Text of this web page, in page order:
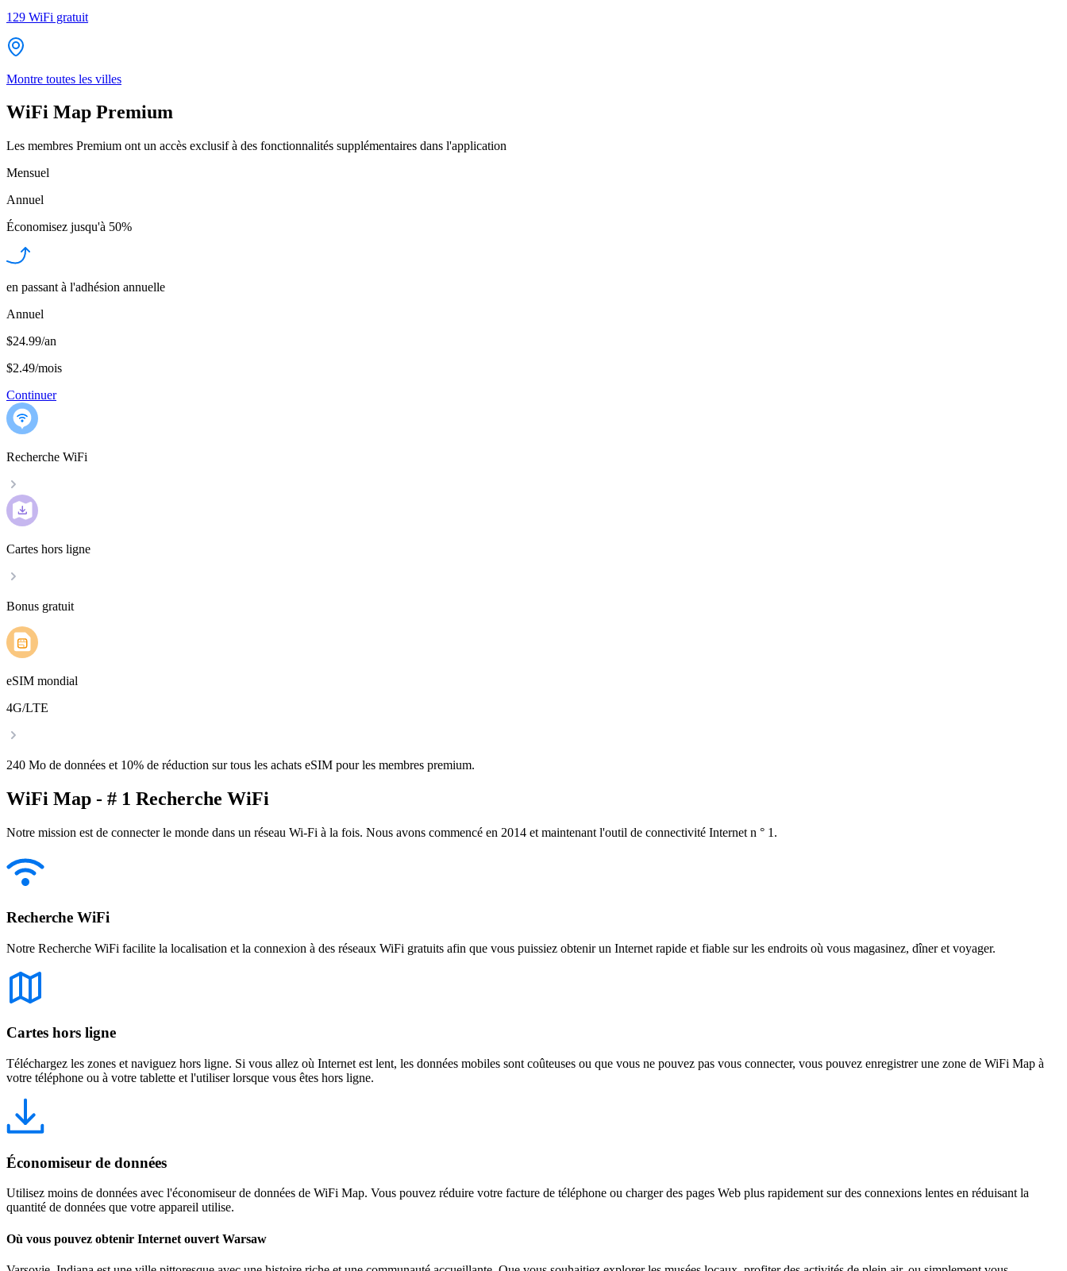
129 WiFi gratuit
Montre toutes les villes
WiFi Map Premium
Les membres Premium ont un accès exclusif à des fonctionnalités supplémentaires dans l'application
Mensuel
Annuel
Économisez jusqu'à 50%
en passant à l'adhésion annuelle
Annuel
$24.99/an
$2.49/mois
Continuer
Recherche WiFi
Cartes hors ligne
Bonus gratuit
eSIM mondial
4G/LTE
240 Mo de données et 10% de réduction sur tous les achats eSIM pour les membres premium.
WiFi Map - # 1 Recherche WiFi
Notre mission est de connecter le monde dans un réseau Wi-Fi à la fois. Nous avons commencé en 2014 et maintenant l'outil de connectivité Internet n ° 1.
Recherche WiFi
Notre Recherche WiFi facilite la localisation et la connexion à des réseaux WiFi gratuits afin que vous puissiez obtenir un Internet rapide et fiable sur les endroits où vous magasinez, dîner et voyager.
Cartes hors ligne
Téléchargez les zones et naviguez hors ligne. Si vous allez où Internet est lent, les données mobiles sont coûteuses ou que vous ne pouvez pas vous connecter, vous pouvez enregistrer une zone de WiFi Map à
votre téléphone ou à votre tablette et l'utiliser lorsque vous êtes hors ligne.
Économiseur de données
Utilisez moins de données avec l'économiseur de données de WiFi Map. Vous pouvez réduire votre facture de téléphone ou charger des pages Web plus rapidement sur des connexions lentes en réduisant la
quantité de données que votre appareil utilise.
Où vous pouvez obtenir Internet ouvert Warsaw